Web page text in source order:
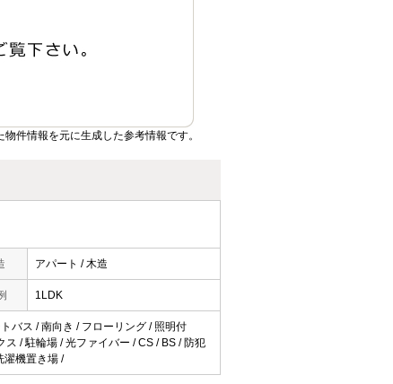
件情報を元に生成した参考情報です。
アパート / 木造
1LDK
バス / 南向き / フローリング / 照明付
/ 駐輪場 / 光ファイバー / CS / BS / 防犯
濯機置き場 /